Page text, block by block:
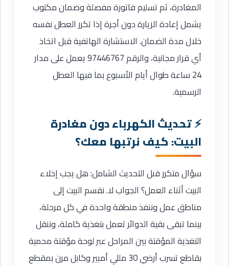
المغادرة، ثم تسليم فاتورة مفصلة وضمان مكتوب
يشمل إعادة الزيارة دون أجرة إذا تكرر العطل نفسه
خلال مدة الضمان. الاستشارة الهاتفية قبل اتخاذ
أي قرار مجانية، والرقم 97446767 يعمل على مدار
24 ساعة طوال أيام الأسبوع بما فيها العطل
الرسمية.
تحديث الكهرباء دون مغادرة
البيت: كيف نرتبها معك؟
سؤال متكرر قبل التحديث الشامل: هل يجب إخلاء
البيت أثناء العمل؟ الجواب لا. نقسم البيت إلى
مناطق عمل وننفذ منطقة واحدة في كل مرحلة،
بينما تبقى بقية الدوائر تعمل بتغذية كاملة، وننقل
التغذية المؤقتة بين المراحل عبر لوحة مؤقتة محمية
بقاطع تسرب أرضي 30 مللي أمبير وكابل مرن بمقطع